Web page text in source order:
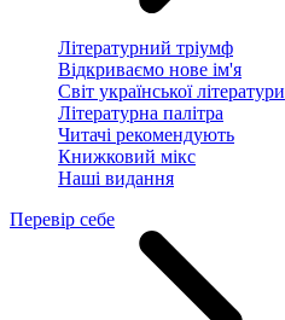
Літературний тріумф
Відкриваємо нове ім'я
Світ української літератури
Літературна палітра
Читачі рекомендують
Книжковий мікс
Наші видання
Перевір себе